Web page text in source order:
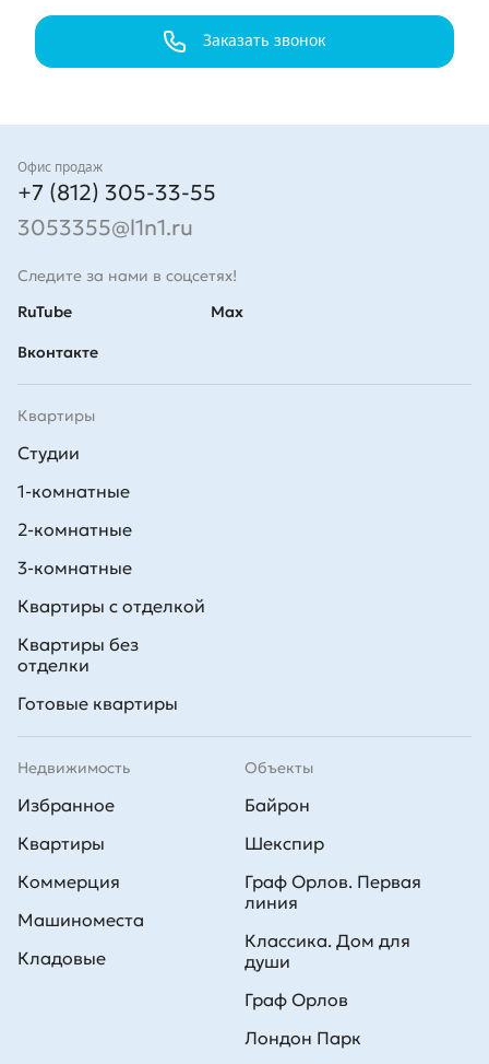
Заказать звонок
Контакты
Офис продаж
+7 (812) 305-33-55
3053355@l1n1.ru
Следите за нами в соцсетях!
RuTube
Вконтакте
Max
Квартиры
Студии
1-комнатные
2-комнатные
3-комнатные
Квартиры с отделкой
Квартиры без
отделки
Готовые квартиры
Недвижимость
Избранное
Квартиры
Коммерция
Машиноместа
Кладовые
Объекты
Байрон
Шекспир
Граф Орлов. Первая
линия
Классика. Дом для
души
Граф Орлов
Лондон Парк